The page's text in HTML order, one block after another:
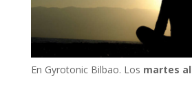
En Gyrotonic Bilbao. Los martes